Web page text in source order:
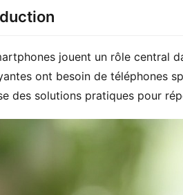
jouent un rôle central
ont besoin de téléphones
des solutions pratiques pour